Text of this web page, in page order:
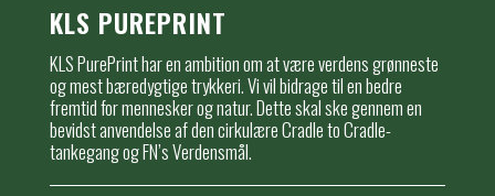
KLS PUREPRINT
KLS PurePrint har en ambition om at være verdens grønneste
og mest bæredygtige trykkeri. Vi vil bidrage til en bedre
fremtid for mennesker og natur. Dette skal ske gennem en
bevidst anvendelse af den cirkulære Cradle to Cradle-
tankegang og FN’s Verdensmål.